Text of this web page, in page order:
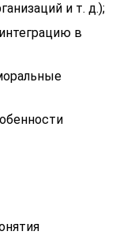
и т. д.);
в